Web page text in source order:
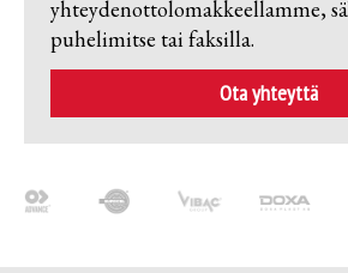
yhteydenottolomakkeellamme,
puhelimitse tai faksilla.
Ota yhteyttä